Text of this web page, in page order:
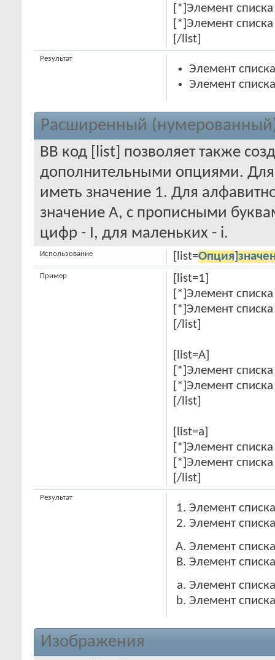
[*]Элемент
[*]Элемент
[/list]
Элемент
Элемент
Результат
Расширенный
BB код [list] позволяет также
дополнительными опциями.
иметь значение 1. Для
значение A, с прописными
цифр - I, для маленьких - i.
[list=Опция]
Использование
[list=1]
[*]Элемент
[*]Элемент
[/list]
[list=A]
[*]Элемент
[*]Элемент
[/list]
[list=a]
[*]Элемент
[*]Элемент
[/list]
Пример
Элемент
Элемент
Элемент
Элемент
Элемент
Элемент
Результат
Изображения